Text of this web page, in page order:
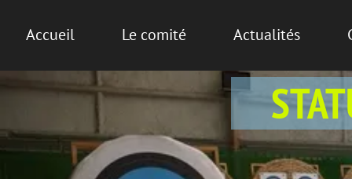
Accueil Le comité Actualités